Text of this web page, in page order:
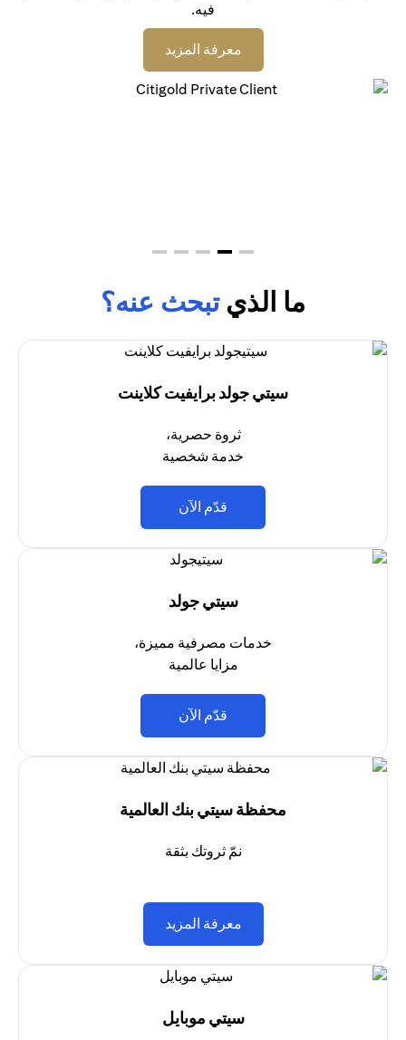
فيه.
معرفة المزيد
ما الذيتبحث عنه؟
سيتي جولد برايفيت كلاينت
ثروة حصرية،
خدمة شخصية
قدّم الآن
سيتي جولد
خدمات مصرفية مميزة،
مزايا عالمية
قدّم الآن
محفظة سيتي بنك العالمية
نمّ ثروتك بثقة
معرفة المزيد
سيتي موبايل